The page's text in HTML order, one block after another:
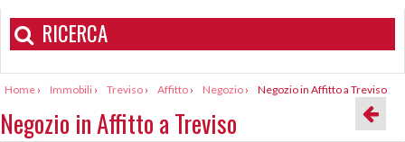
RICERCA
Home › Immobili › Treviso › Affitto › Negozio › Negozio in Affitto a Treviso
Negozio in Affitto a Treviso